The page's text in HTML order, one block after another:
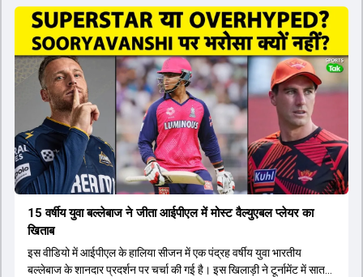
पटेल इस रेस में काफी पीछे हैं, जबकि संजू सैमसन और रजत पाटीदार कप्तानी की
दौड़ से बाहर हैं। आगामी सीरीज के लिए वैभव सूर्यवंशी को तीसरे ओपनर के तौर पर
टीम में शामिल किया जाएगा, जबकि अभिषेक शर्मा और संजू सैमसन पहली पसंद
होंगे। इसके अलावा नीतीश रेड्डी को बतौर ऑलराउंडर ज्यादा मौके मिलेंगे। अजीत
अगरकर की अगुवाई वाली चयन समिति और कोच गौतम गंभीर आगामी टी20 वर्ल्ड
कप और 2028 ओलंपिक के लिए लंबी अवधि का विजन लेकर चल रहे हैं।
15 वर्षीय युवा बल्लेबाज ने जीता आईपीएल में मोस्ट वैल्युएबल प्लेयर का
खिताब
इस वीडियो में आईपीएल के हालिया सीजन में एक पंद्रह वर्षीय युवा भारतीय
बल्लेबाज के शानदार प्रदर्शन पर चर्चा की गई है। इस खिलाड़ी ने टूर्नामेंट में सात